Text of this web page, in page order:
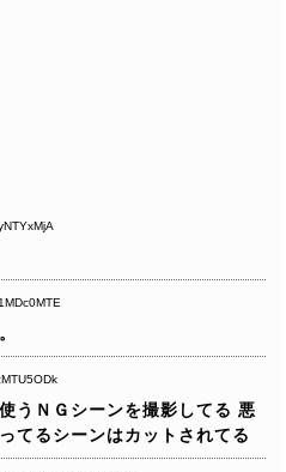
うＮＧシーンを撮影してる 悪
てるシーンはカットされてる